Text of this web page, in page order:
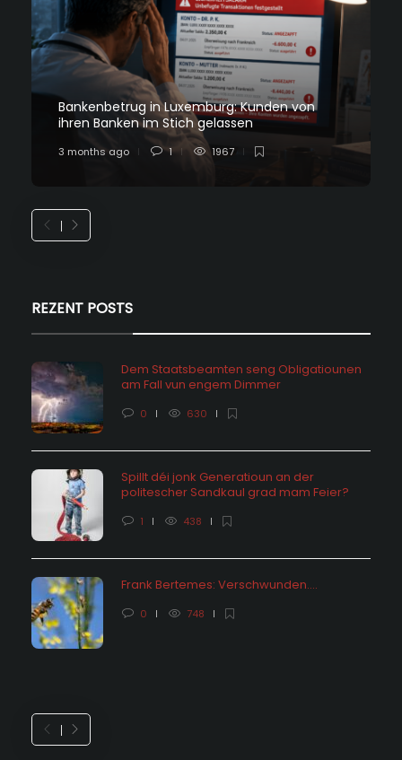
Bankenbetrug in Luxemburg: Kunden von
ihren Banken im Stich gelassen
3 months ago 1 1967
REZENT POSTS
Dem Staatsbeamten seng Obligatiounen
am Fall vun engem Dimmer
0 630
Spillt déi jonk Generatioun an der
politescher Sandkaul grad mam Feier?
1 438
Frank Bertemes: Verschwunden….
0 748